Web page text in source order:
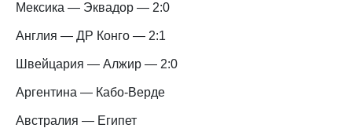
Мексика — Эквадор — 2:0
Англия — ДР Конго — 2:1
Швейцария — Алжир — 2:0
Аргентина — Кабо-Верде
Австралия — Египет